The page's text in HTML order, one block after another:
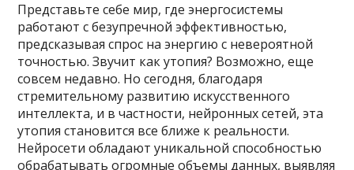
Представьте себе мир, где энергосистемы
работают с безупречной эффективностью,
предсказывая спрос на энергию с невероятной
точностью. Звучит как утопия? Возможно, еще
совсем недавно. Но сегодня, благодаря
стремительному развитию искусственного
интеллекта, и в частности, нейронных сетей, эта
утопия становится все ближе к реальности.
Нейросети обладают уникальной способностью
обрабатывать огромные объемы данных, выявляя